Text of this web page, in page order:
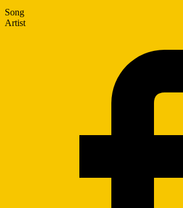
Song
Artist